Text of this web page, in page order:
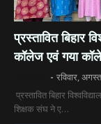
​प्रस्तावित बिहार
कॉलेज एवं गया
रविवार,
प्रस्तावित बिहार
शिक्षक संघ ने ए…